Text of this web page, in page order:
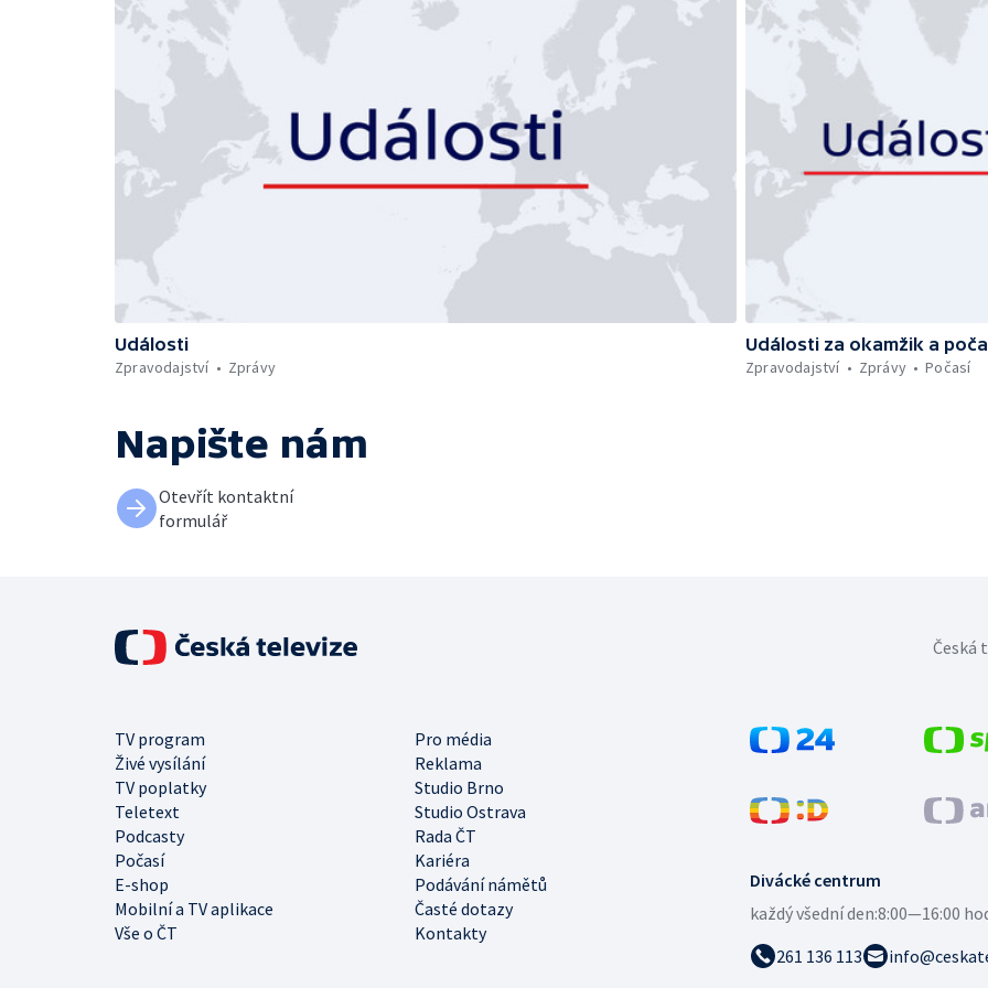
Události
Zpravodajství
Zprávy
Události za okamžik a
Zpravodajství
Zprávy Počasí
Napište nám
Otevřít kontaktní
formulář
Divácké centrum
každý všední den:8:00—16:00
261 136 113
TV program
Pro média
Živé vysílání
Reklama
TV poplatky
Studio Brno
Teletext
Studio Ostrava
Podcasty
Rada ČT
Počasí
Kariéra
E-shop
Podávání námětů
Mobilní a TV aplikace
Časté dotazy
Vše o ČT
Kontakty
Česká